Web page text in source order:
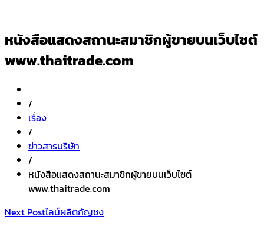
หนังสือแสดงสถานะสมาชิกผู้ขายบนเว็บไซต์
www.thaitrade.com
/
เรื่อง
/
ข่าวสารบริษัท
/
หนังสือแสดงสถานะสมาชิกผู้ขายบนเว็บไซต์
www.thaitrade.com
แนะแนว
Next Postไลน์ผลิตกัญชง